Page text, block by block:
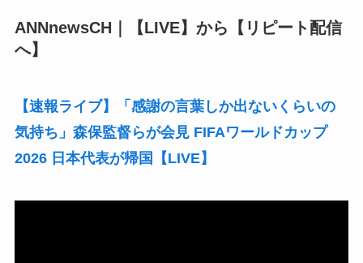
ANNnewsCH｜【LIVE】から【リピート配信
へ】
【速報ライブ】「感謝の言葉しか出ないくらいの
気持ち」森保監督らが会見 FIFAワールドカップ
2026 日本代表が帰国【LIVE】